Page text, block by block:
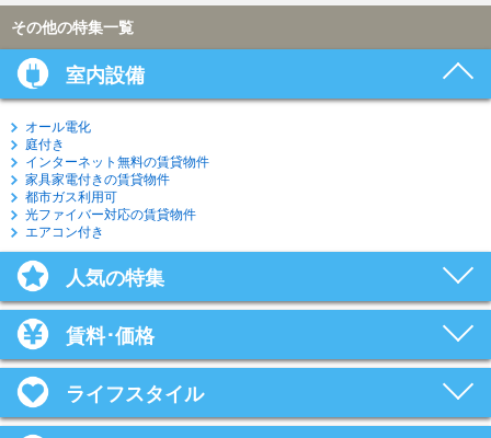
その他の特集一覧
室内設備
オール電化
庭付き
インターネット無料の賃貸物件
家具家電付きの賃貸物件
都市ガス利用可
光ファイバー対応の賃貸物件
エアコン付き
人気の特集
賃料･価格
ライフスタイル